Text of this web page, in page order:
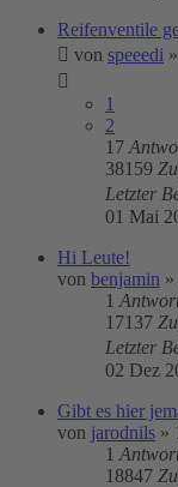
Reifenventile
von speeedi »
1
2
17
38159
Letzter
01 Mai
Hi Leute!
von benjamin »
1
17137
Letzter
02 Dez
Gibt es hier
von jarodnils »
1
18847